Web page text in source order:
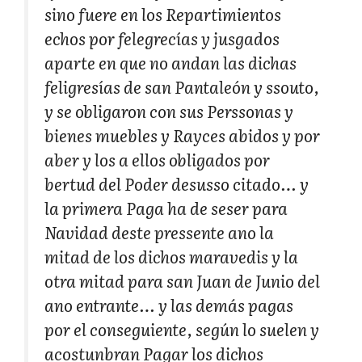
sino fuere en los Repartimientos
echos por felegrecías y jusgados
aparte en que no andan las dichas
feligresías de san Pantaleón y ssouto,
y se obligaron con sus Perssonas y
bienes muebles y Rayces abidos y por
aber y los a ellos obligados por
bertud del Poder desusso citado… y
la primera Paga ha de seser para
Navidad deste pressente ano la
mitad de los dichos maravedis y la
otra mitad para san Juan de Junio del
ano entrante… y las demás pagas
por el conseguiente, según lo suelen y
acostunbran Pagar los dichos